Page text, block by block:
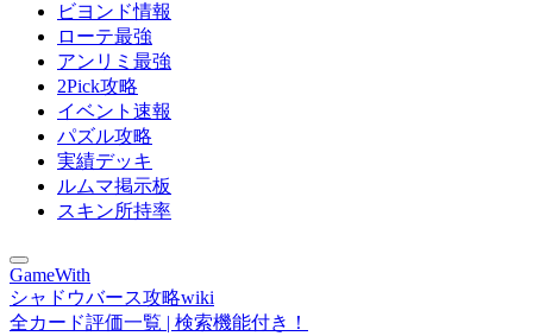
ビヨンド情報
ローテ最強
アンリミ最強
2Pick攻略
イベント速報
パズル攻略
実績デッキ
ルムマ掲示板
スキン所持率
GameWith
シャドウバース攻略wiki
全カード評価一覧 | 検索機能付き！